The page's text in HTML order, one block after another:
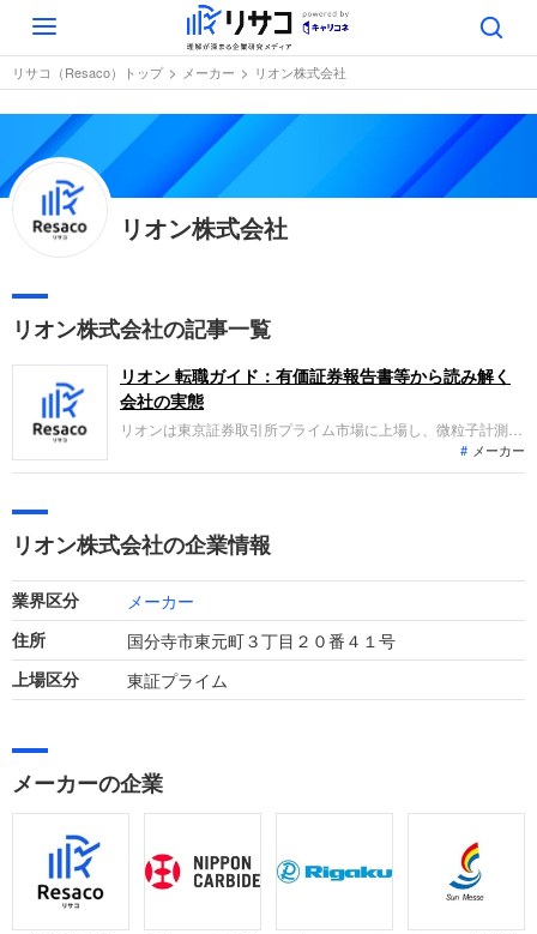
Toggle
navigation
リサコ（Resaco）トップ メーカー リオン株式会社
リオン株式会社
リオン株式会社の記事一覧
リオン 転職ガイド：有価証券報告書等から読み解く
会社の実態
リオンは東京証券取引所プライム市場に上場し、微粒子計測
器、補聴器などの医療機器、音響・振動計測器などの環境機器
の開発・製造・販売を展開しています。直近の業績は半導体関
新しています。
メーカー
リオン株式会社の企業情報
業界区分 メーカー
住所 国分寺市東元町３丁目２０番４１号
上場区分 東証プライム
メーカーの企業